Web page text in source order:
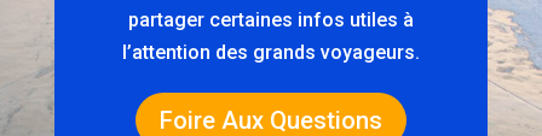
partager certaines infos utiles à
l’attention des grands voyageurs.
Foire Aux Questions